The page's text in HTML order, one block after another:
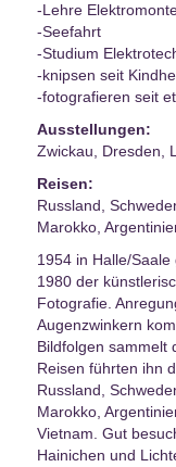
-Lehre
-Seefahrt
-Studium
-knipsen seit
-fotografieren seit
Ausstellungen:
Zwickau, Dresden,
Reisen:
Russland,
Marokko,
1954 in Halle/
1980 der
Fotografie.
Augenzwinkern
Bildfolgen sammelt
Reisen führten ihn
Russland,
Marokko,
Vietnam. Gut
Hainichen und